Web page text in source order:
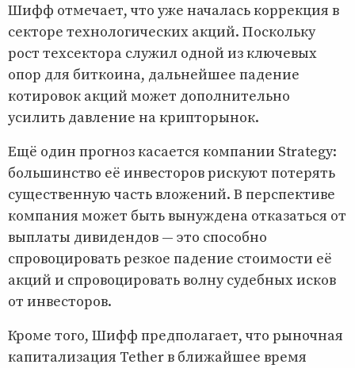
Шифф отмечает, что уже началась коррекция в
секторе технологических акций. Поскольку
рост техсектора служил одной из ключевых
опор для биткоина, дальнейшее падение
котировок акций может дополнительно
усилить давление на крипторынок.
Ещё один прогноз касается компании Strategy:
большинство её инвесторов рискуют потерять
существенную часть вложений. В перспективе
компания может быть вынуждена отказаться от
выплаты дивидендов — это способно
спровоцировать резкое падение стоимости её
акций и спровоцировать волну судебных исков
от инвесторов.
Кроме того, Шифф предполагает, что рыночная
капитализация Tether в ближайшее время